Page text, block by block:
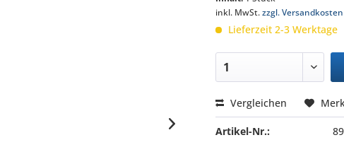
inkl. MwSt.zzgl. Versandkosten
Lieferzeit 2-3 Werktage
Vergleichen
Artikel-Nr.: